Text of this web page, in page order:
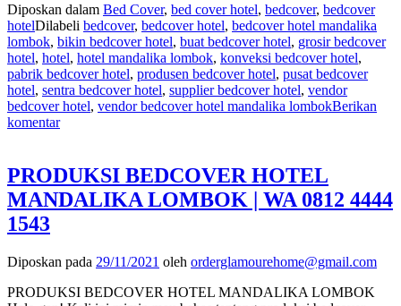
Diposkan dalam Bed Cover, bed cover hotel, bedcover, bedcover
hotelDilabeli bedcover, bedcover hotel, bedcover hotel mandalika
lombok, bikin bedcover hotel, buat bedcover hotel, grosir bedcover
hotel, hotel, hotel mandalika lombok, konveksi bedcover hotel,
pabrik bedcover hotel, produsen bedcover hotel, pusat bedcover
hotel, sentra bedcover hotel, supplier bedcover hotel, vendor
bedcover hotel, vendor bedcover hotel mandalika lombokBerikan
komentar
PRODUKSI BEDCOVER HOTEL
MANDALIKA LOMBOK | WA 0812 4444
1543
Diposkan pada 29/11/2021 oleh orderglamourehome@gmail.com
PRODUKSI BEDCOVER HOTEL MANDALIKA LOMBOK